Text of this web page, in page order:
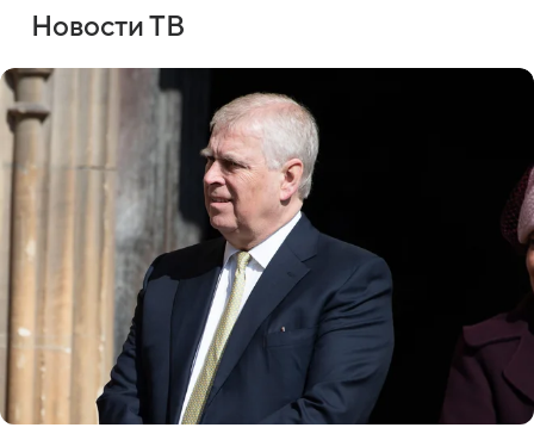
Новости ТВ